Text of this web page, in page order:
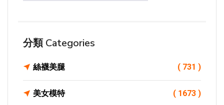
分類 Categories
絲襪美腿 ( 731 )
美女模特 ( 1673 )